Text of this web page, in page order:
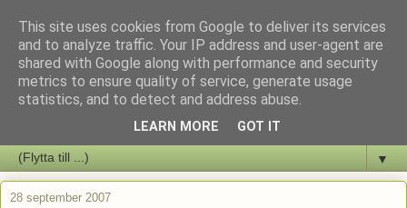
Staffars Seriers Blog
Vi skriver om serienyheter av alla de slag samt om vad som sker i
▼
28 september 2007
This site uses cookies from Google to deliver its services
and to analyze traffic. Your IP address and user-agent are
shared with Google along with performance and security
metrics to ensure quality of service, generate usage
statistics, and to detect and address abuse.
LEARN MORE GOT IT